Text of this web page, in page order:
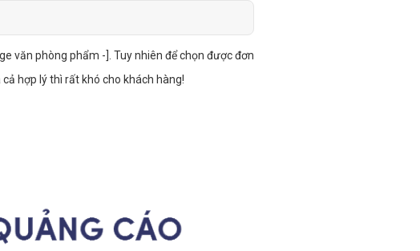
cáo Banner
trị Website
văn phòng phẩm -]. Tuy nhiên để chọn được đơn
hợp lý thì rất khó cho khách hàng!